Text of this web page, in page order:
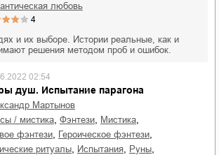
любовь
4
и их выборе. Истории реальные, как и
решения методом проб и ошибок.
душ. Испытание парагона
02:54
Мартынов
/ мистика
фэнтези мистика
фэнтези героическое фэнтези
ритуалы испытания руны